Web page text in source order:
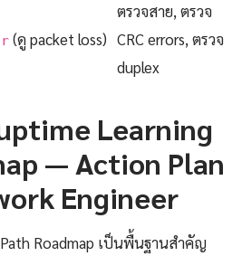
(ดู packet loss)
ตรวจสาย, ตรวจ
CRC errors, ตรวจ
duplex
Learning
— Action Plan
Engineer
Roadmap เป็นพื้นฐานสำคัญ